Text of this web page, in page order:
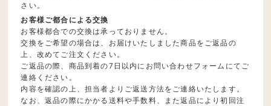
さい。
お客様ご都合による交換
お客様都合での交換は承っておりません。
交換をご希望の場合は、お届けいたしました商品をご返品の
上、改めてご注文ください。
ご返品の際、商品到着の7日以内にお問い合わせフォームにてご
連絡ください。
内容を確認の上、担当者よりご返送方法をご連絡いたします。
なお、返品の際にかかる送料や手数料、また返品により初回注